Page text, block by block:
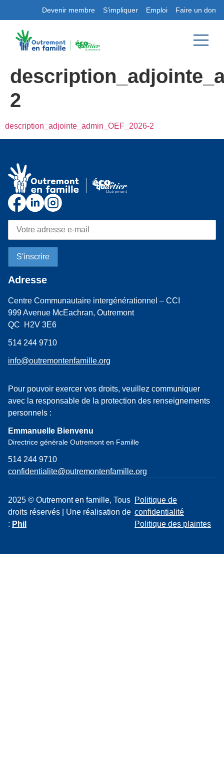
Devenir membre S’impliquer Emploi Faire un don
2
description_adjointe_admin_OEF_2026-2
Adresse
Centre Communautaire intergénérationnel – CCI
999 Avenue McEachran, Outremont
QC H2V 3E6
514 244 9710
info@outremontenfamille.org
Pour pouvoir exercer vos droits, veuillez communiquer
avec la responsable de la protection des renseignements
personnels :
Emmanuelle Bienvenu
Directrice générale Outremont en Famille
514 244 9710
confidentialite@outremontenfamille.org
2025 © Outremont en famille, Tous
droits réservés | Une réalisation de
: Phil
Politique de
confidentialité
Politique des plaintes